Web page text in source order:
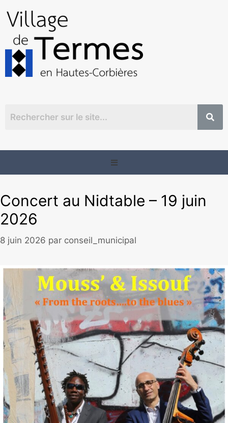
Concert au Nidtable – 19 juin
2026
8 juin 2026 par conseil_municipal